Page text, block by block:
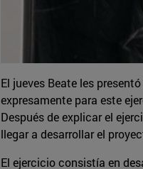
El jueves Beate les
expresamente para este
Después de explicar el
llegar a desarrollar el
El ejercicio consistía en